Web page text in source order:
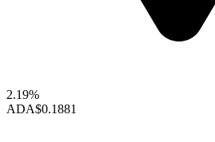
2.19%
ADA$0.1881